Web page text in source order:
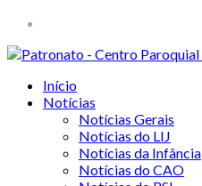
Início
Notícias
Notícias Gerais
Notícias do LIJ
Notícias da Infância
Notícias do CAO